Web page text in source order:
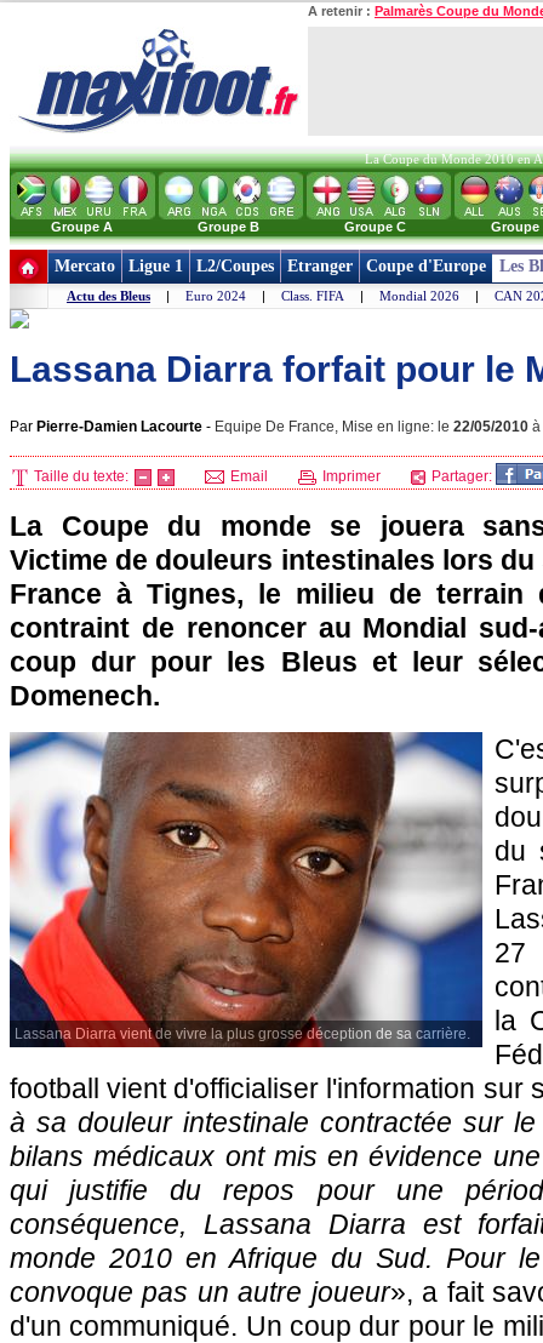
A retenir : Palmarès Coupe du
La Coupe du Monde 2010 en
Groupe A Groupe B Groupe C Groupe
Mercato Ligue 1 L2/Coupes Etranger Coupe d'Europe Les
Actu des Bleus | Euro 2024 | Class. FIFA | Mondial 2026 | CAN
Lassana Diarra forfait pour le
Par Pierre-Damien Lacourte - Equipe De France, Mise en ligne: le 22/05/2010 à
Taille du texte: Email Imprimer Partager:
La Coupe du monde se jouera
Victime de douleurs intestinales lors du
France à Tignes, le milieu de terrain
contraint de renoncer au Mondial
coup dur pour les Bleus et leur
Domenech.
Lassana Diarra vient de vivre la plus grosse déception de sa carrière.
du
27
la
football vient d'officialiser l'information sur
à sa douleur intestinale contractée sur
bilans médicaux ont mis en évidence
qui justifie du repos pour une
conséquence, Lassana Diarra est
monde 2010 en Afrique du Sud. Pour
convoque pas un autre joueur», a fait
d'un communiqué. Un coup dur pour le